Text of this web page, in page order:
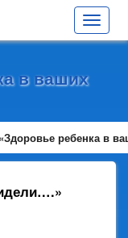
Toggle
в ваших
«Здоровье ребенка в